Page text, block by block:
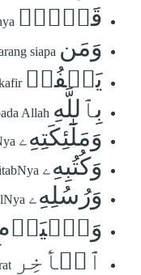
قَبۡلُۚ
وَمَن siapa
يَكۡفُرۡ
بِٱللَّهِ Allah
وَمَلَٰٓئِكَتِهِۦ
وَكُتُبِهِۦ
وَرُسُلِهِۦ
ٱلۡأٓخِرِ